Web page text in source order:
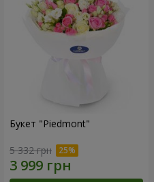
Букет "Piedmont"
5 332 грн